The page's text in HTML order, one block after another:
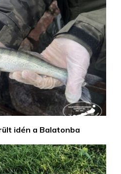
idén a Balatonba